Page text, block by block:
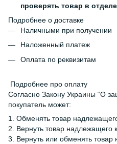
проверять товар в
Подробнее о доставке
Наличными при получении
Наложенный платеж
Оплата по реквизитам
Подробнее про оплату
Согласно Закону Украины “О
покупатель может:
1. Обменять товар надлежащего
2. Вернуть товар надлежащего
3. Вернуть или обменять товар